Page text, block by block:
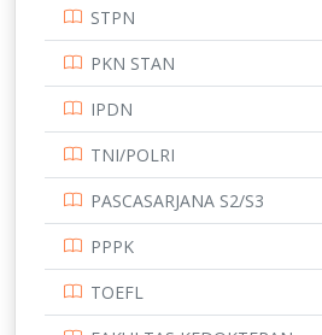
UNIVERSITAS CENDRAWASIH
STPN
PKN STAN
IPDN
TNI/POLRI
PASCASARJANA S2/S3
PPPK
TOEFL